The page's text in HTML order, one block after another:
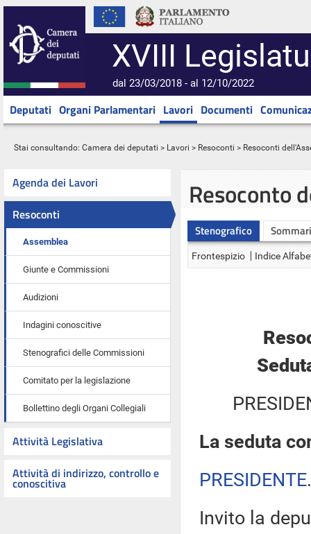
XVIII
dal 23/03/2018 - al 12/10/2022
Deputati Organi Parlamentari Lavori Documenti
Stai consultando: Camera dei deputati > Lavori > Resoconti > Resoconti
Agenda dei Lavori
Resoconti
Assemblea
Giunte e Commissioni
Audizioni
Indagini conoscitive
Stenografici delle Commissioni
Comitato per la legislazione
Bollettino degli Organi Collegiali
Attività Legislativa
Attività di indirizzo, controllo e
conoscitiva
Resoconto
Stenografico
Frontespizio Indice
La seduta
PRESIDENTE
Invito la